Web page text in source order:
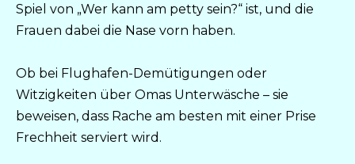
Spiel von „Wer kann am petty sein?“ ist, und die
Frauen dabei die Nase vorn haben.
Ob bei Flughafen-Demütigungen oder
Witzigkeiten über Omas Unterwäsche – sie
beweisen, dass Rache am besten mit einer Prise
Frechheit serviert wird.